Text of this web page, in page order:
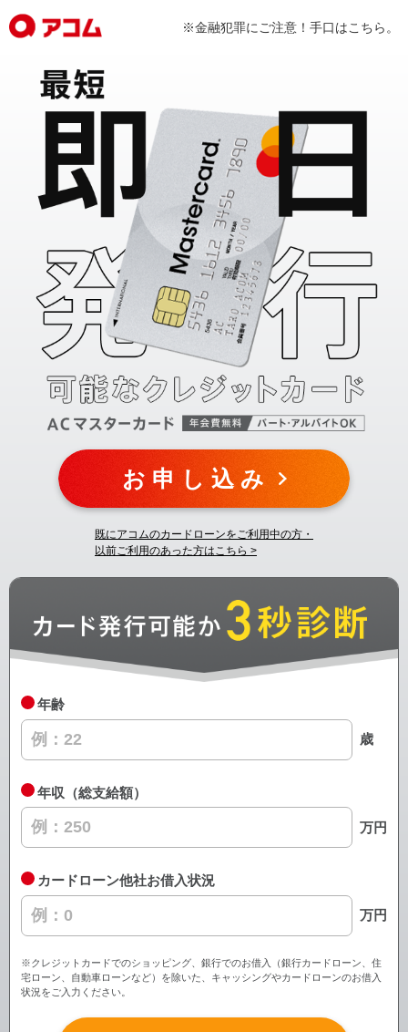
※金融犯罪にご注意！手口はこちら。
お申し込み
既にアコムのカードローンをご利用中の方・
以前ご利用のあった方はこちら >
年齢
歳
年収（総支給額）
万円
カードローン他社お借入状況
万円
※クレジットカードでのショッピング、銀行でのお借入（銀行カードローン、住
宅ローン、自動車ローンなど）を除いた、キャッシングやカードローンのお借入
状況をご入力ください。